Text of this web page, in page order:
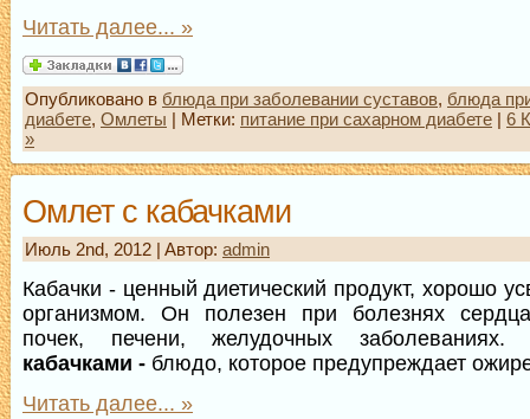
Читать далее... »
Опубликовано в блюда при заболевании суставов, блюда
диабете, Омлеты | Метки: питание при сахарном диабете | 6
»
Омлет с кабачками
Июль 2nd, 2012 | Aвтор: admin
Кабачки - ценный диетический продукт, хорошо
организмом. Он полезен при болезнях
почек, печени, желудочных
кабачками - блюдо, которое предупреждает
Читать далее... »